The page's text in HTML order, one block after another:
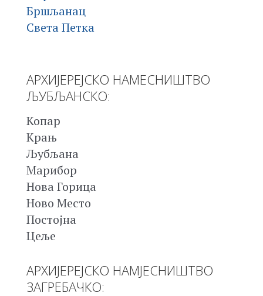
Бршљанац
Света Петка
АРХИЈЕРЕЈСКО НАМЕСНИШТВО
ЉУБЉАНСКО:
Копар
Крањ
Љубљана
Марибор
Нова Горица
Ново Место
Постојна
Цеље
АРХИЈЕРЕЈСКО НАМЈЕСНИШТВО
ЗАГРЕБАЧКО: